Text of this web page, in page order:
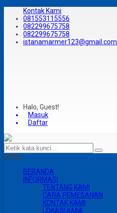
Kontak Kami
081553115556
082299675758
082299675758
istanamarmer123@gmail.com
Halo, Guest!
Masuk
Daftar
MENU
BERANDA
INFORMASI
TENTANG KAMI
CARA PEMESANAN
KONTAK KAMI
LOKASI KAMI